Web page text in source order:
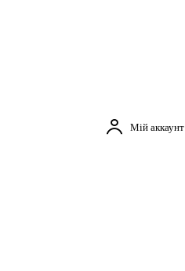
Мій аккаунт